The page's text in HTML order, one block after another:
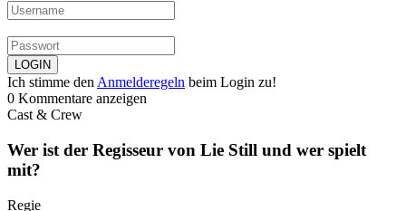
Ich stimme den Anmelderegeln beim Login zu!
0 Kommentare anzeigen
Cast & Crew
Wer ist der Regisseur von Lie Still und wer spielt
mit?
Regie